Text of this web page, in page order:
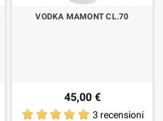
VODKA MAMONT CL.70
45,00 €
3 recensioni